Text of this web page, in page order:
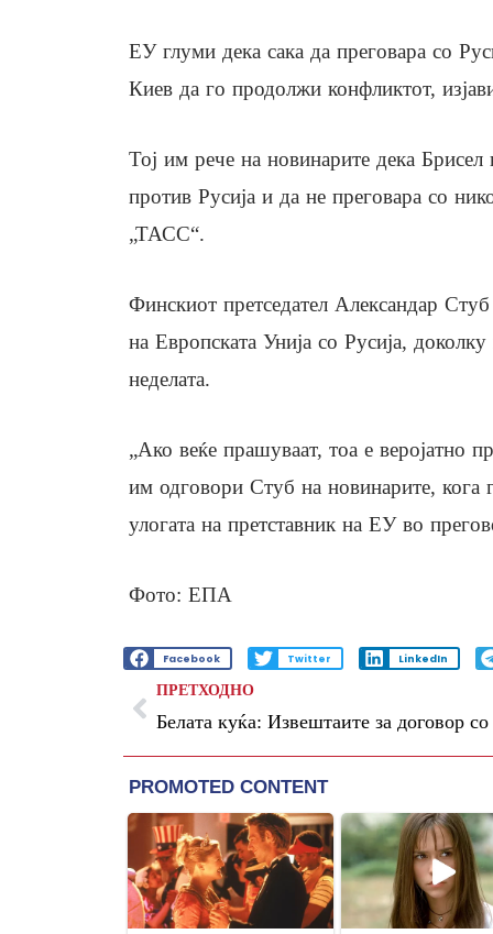
ЕУ глуми дека сака да преговара со
Киев да го продолжи конфликтот,
Тој им рече на новинарите дека
против Русија и да не преговара со
„ТАСС“.
Финскиот претседател Александар Стуб
на Европската Унија со Русија,
неделата.
„Ако веќе прашуваат, тоа е веројатно
им одговори Стуб на новинарите, кога
улогата на претставник на ЕУ во
Фото: ЕПА
Facebook Twitter LinkedIn
ПРЕТХОДНО